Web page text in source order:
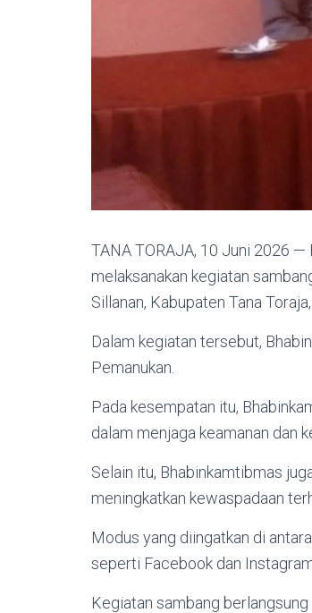
TANA TORAJA, 10 Juni 2026
melaksanakan kegiatan
Sillanan, Kabupaten Tana
Dalam kegiatan tersebut,
Pemanukan.
Pada kesempatan itu,
dalam menjaga keamanan dan
Selain itu, Bhabinkamtibmas
meningkatkan kewaspadaan
Modus yang diingatkan di
seperti Facebook dan
Kegiatan sambang